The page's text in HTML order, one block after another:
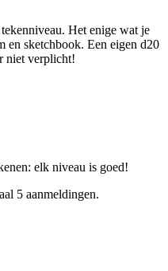
Het enige wat je
en sketchbook. Een eigen d20
niet verplicht!
elk niveau is goed!
5 aanmeldingen.